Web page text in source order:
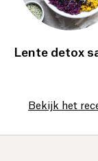
Lente detox
Bekijk het